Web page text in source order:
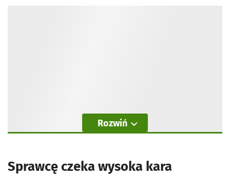
Rozwiń
Sprawcę czeka wysoka kara